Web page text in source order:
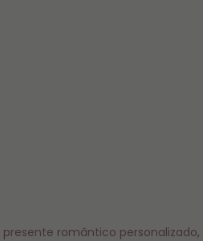
presente romântico personalizado,